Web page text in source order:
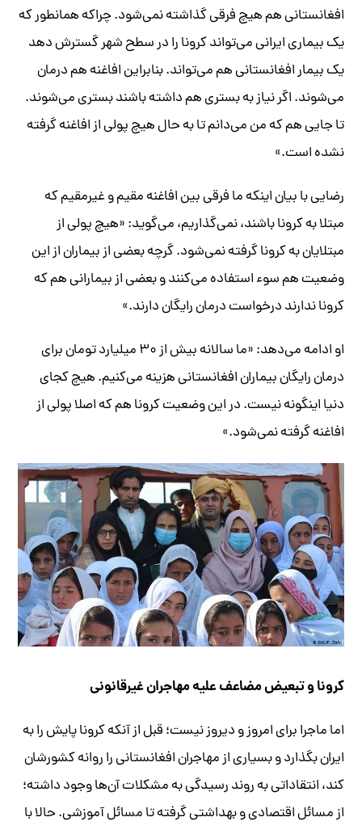
افغانستانی هم هیچ فرقی گذاشته نمی‌شود. چراکه همانطور که
یک بیماری ایرانی می‌تواند کرونا را در سطح شهر گسترش دهد
یک بیمار افغانستانی هم می‌تواند. بنابراین افاغنه هم درمان
می‌شوند. اگر نیاز به بستری هم داشته باشند بستری می‌شوند.
تا جایی هم که من می‌دانم تا به حال هیچ پولی از افاغنه گرفته
نشده است.»
رضایی با بیان اینکه ما فرقی بین افاغنه مقیم و غیرمقیم که
مبتلا به کرونا باشند، نمی‌گذاریم، می‌گوید: «هیچ پولی از
مبتلایان به کرونا گرفته نمی‌شود. گرچه بعضی از بیماران از این
وضعیت هم سوء استفاده می‌کنند و بعضی از بیمارانی هم که
کرونا ندارند درخواست درمان رایگان دارند.»
او ادامه می‌دهد: «ما سالانه بیش از ۳۰ میلیارد تومان برای
درمان رایگان بیماران افغانستانی هزینه می‌کنیم. هیچ کجای
دنیا اینگونه نیست. در این وضعیت کرونا هم که اصلا پولی از
افاغنه گرفته نمی‌شود.»
کرونا و تبعیض مضاعف علیه مهاجران غیرقانونی
اما ماجرا برای امروز و دیروز نیست؛ قبل از آنکه کرونا پایش را به
ایران بگذارد و بسیاری از مهاجران افغانستانی را روانه کشورشان
کند، انتقاداتی به روند رسیدگی به مشکلات آن‌ها وجود داشته؛
از مسائل اقتصادی و بهداشتی گرفته تا مسائل آموزشی. حالا با